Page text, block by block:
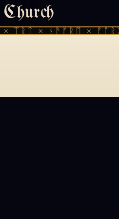
× ᚾᚫᚠᚱᛖ ×